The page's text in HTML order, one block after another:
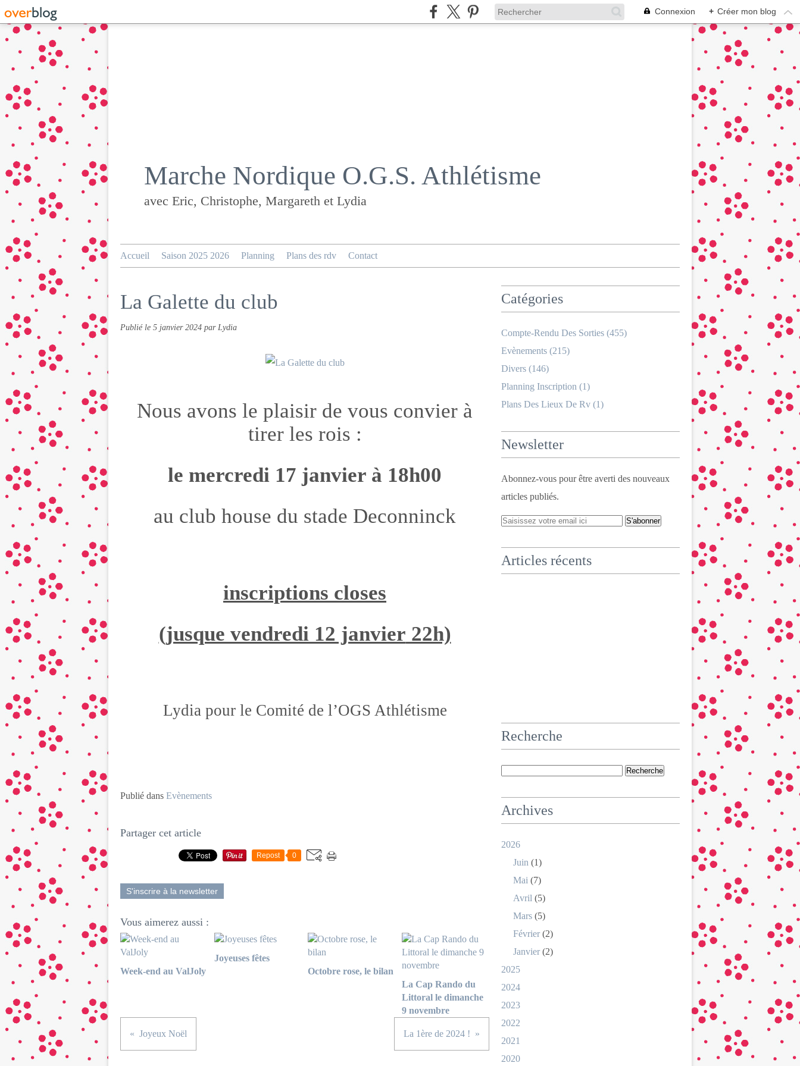
Connexion + Créer mon blog
Marche Nordique O.G.S. Athlétisme
avec Eric, Christophe, Margareth et Lydia
Accueil Saison 2025 2026 Planning Plans des rdv Contact
La Galette du club
Publié le 5 janvier 2024 par Lydia
Nous avons le plaisir de vous convier à
tirer les rois :
le mercredi 17 janvier à 18h00
au club house du stade Deconninck
inscriptions closes
(jusque vendredi 12 janvier 22h)
Lydia pour le Comité de l’OGS Athlétisme
Publié dans Evènements
Partager cet article
Repost 0
S'inscrire à la newsletter
Vous aimerez aussi :
Week-end au ValJoly
Joyeuses fêtes
Octobre rose, le bilan
La Cap Rando du
Littoral le dimanche
9 novembre
Joyeux Noël La 1ère de 2024 !
Catégories
Compte-Rendu Des Sorties (455)
Evènements (215)
Divers (146)
Planning Inscription (1)
Plans Des Lieux De Rv (1)
Newsletter
Abonnez-vous pour être averti des nouveaux
articles publiés.
Articles récents
Recherche
Archives
2026
Juin (1)
Mai (7)
Avril (5)
Mars (5)
Février (2)
Janvier (2)
2025
2024
2023
2022
2021
2020